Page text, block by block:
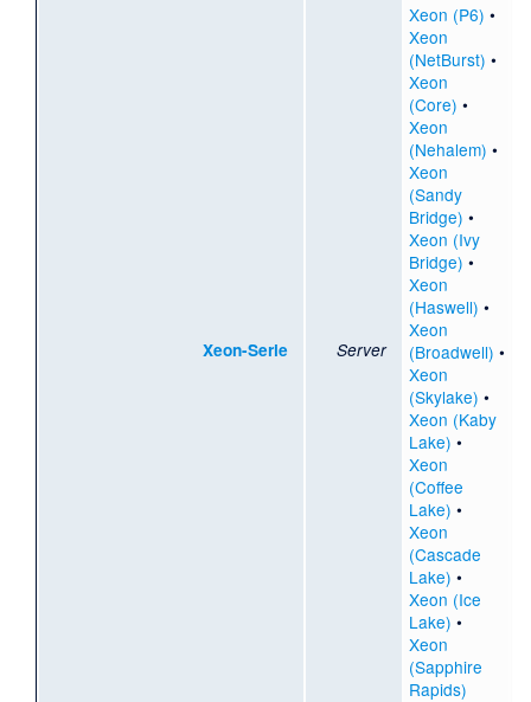
Xeon-Serie Server
Xeon (P6) •
Xeon
(NetBurst) •
Xeon
(Core) •
Xeon
(Nehalem) •
Xeon
(Sandy
Bridge) •
Xeon (Ivy
Bridge) •
Xeon
(Haswell) •
Xeon
(Broadwell) •
Xeon
(Skylake) •
Xeon (Kaby
Lake) •
Xeon
(Coffee
Lake) •
Xeon
(Cascade
Lake) •
Xeon (Ice
Lake) •
Xeon
(Sapphire
Rapids)